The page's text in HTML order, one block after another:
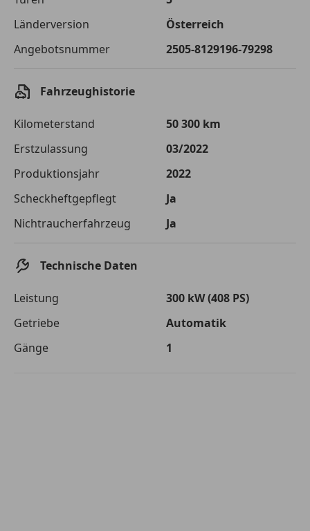
Einberechnete Gebühren
€ 0,-
Monatliche Rate
Die tatsächlichen Konditionen sind abhängig von Ihrer Bonität sowie
Jahre. Zinsspanne Sollzinssatz: 2,90% - 14,90%.
Jetzt berechnen
Länderversion
Österreich
Angebotsnummer
2505-8129196-79298
Fahrzeughistorie
Kilometerstand
50 300 km
Erstzulassung
03/2022
Produktionsjahr
2022
Scheckheftgepflegt
Ja
Nichtraucherfahrzeug
Ja
Technische Daten
Leistung
300 kW (408 PS)
Getriebe
Automatik
Gänge
1